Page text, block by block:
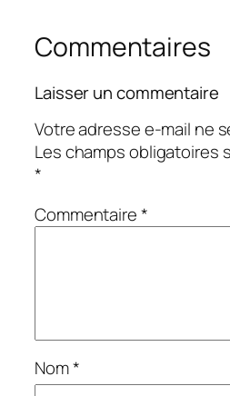
Commentaires
Laisser un commentaire
Votre adresse e-mail ne
Les champs obligatoires
*
Commentaire*
Nom*